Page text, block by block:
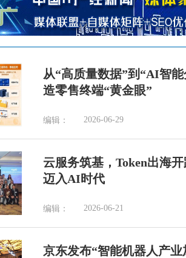
从“高质量数据”到“AI智
造零售终端“黄金眼”
编辑： 2026-06-29
云服务筑基，Token出海
迈入AI时代
编辑： 2026-06-21
京东发布“智能机器人产